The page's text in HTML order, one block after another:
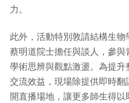
力。
此外，活動特別敦請結構生物
蔡明道院士擔任與談人，參
學術思辨與觀點激盪。為提升
交流效益，現場除提供即時翻
開直播場地，讓更多師生得